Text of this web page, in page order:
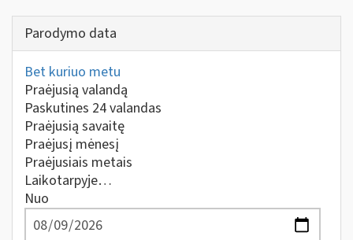
Parodymo data
Bet kuriuo metu
Praėjusią valandą
Paskutines 24 valandas
Praėjusią savaitę
Praėjusį mėnesį
Praėjusiais metais
Laikotarpyje…
Nuo